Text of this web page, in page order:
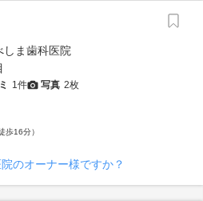
1件 写真 2枚
歩16分）
のオーナー様ですか？